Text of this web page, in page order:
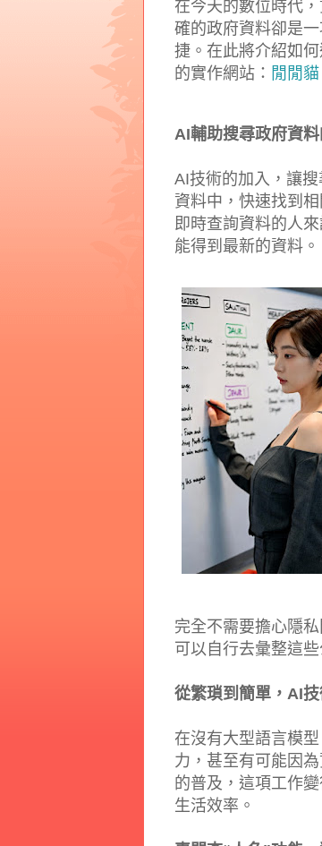
在今天的數位時代
確的政府資料卻是
捷。在此將介紹如
的實作網站： 閒閒貓
AI輔助搜尋政府資
AI技術的加入，讓
資料中，快速找到
即時查詢資料的人
能得到最新的資料。
完全不需要擔心隱
可以自行去彙整這
從繁瑣到簡單，AI
在沒有大型語言模
力，甚至有可能因
的普及，這項工作
生活效率。